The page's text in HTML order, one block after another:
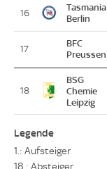
16
Tasmania
Berlin
17
BFC
Preussen
18
BSG
Chemie
Leipzig
Legende
1.: Aufsteiger
18.: Absteiger